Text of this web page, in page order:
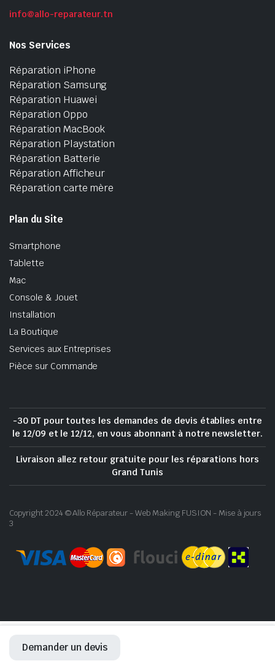
Demander un devis
info@allo-reparateur.tn
Nos Services
Réparation iPhone
Réparation Samsung
Réparation Huawei
Réparation Oppo
Réparation MacBook
Réparation Playstation
Réparation Batterie
Réparation Afficheur
Réparation carte mère
Plan du Site
Smartphone
Tablette
Mac
Console & Jouet
Installation
La Boutique
Services aux Entreprises
Pièce sur Commande
-30 DT pour toutes les demandes de devis établies entre
le 12/09 et le 12/12, en vous abonnant à notre newsletter.
Livraison allez retour gratuite pour les réparations hors
Grand Tunis
Copyright 2024 © Allo Réparateur - Web Making FUSION - Mise à jours
3